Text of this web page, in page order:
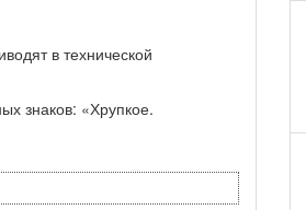
в технической
знаков: «Хрупкое.